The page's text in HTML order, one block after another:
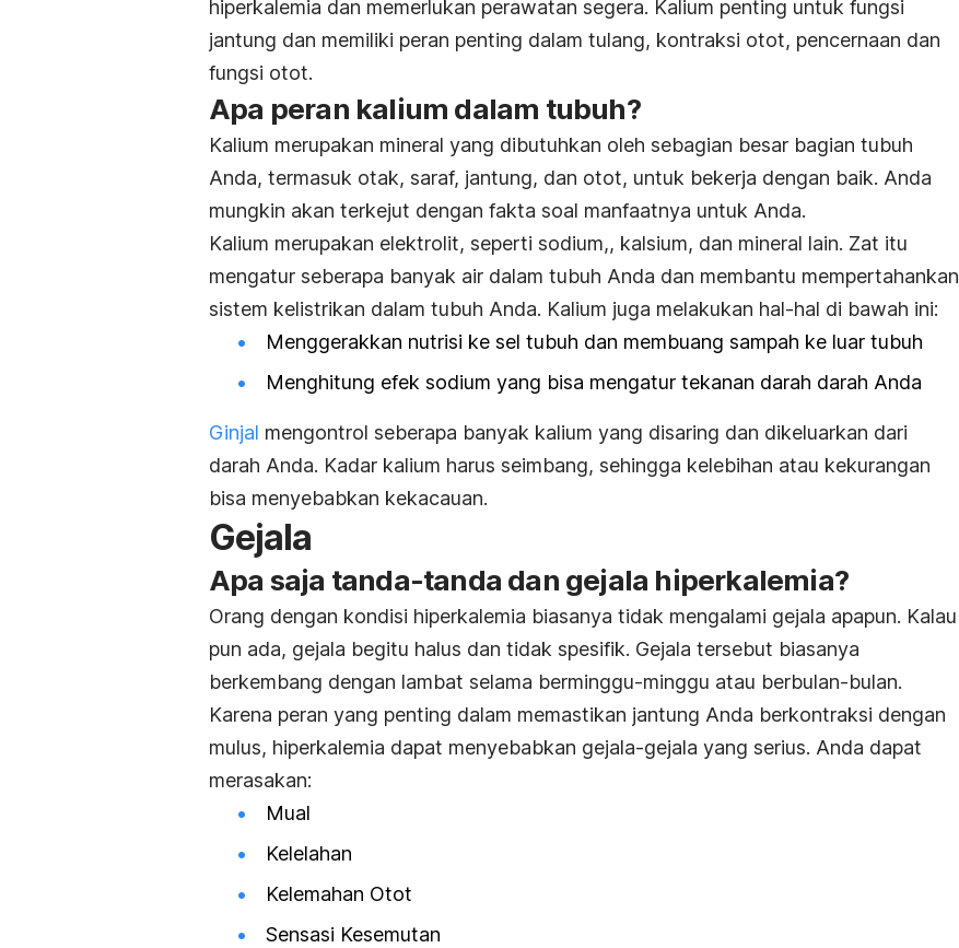
hiperkalemia dan memerlukan perawatan segera. Kalium penting untuk fungsi
jantung dan memiliki peran penting dalam tulang, kontraksi otot, pencernaan dan
fungsi otot.
Apa peran kalium dalam tubuh?
Kalium merupakan mineral yang dibutuhkan oleh sebagian besar bagian tubuh
Anda, termasuk otak, saraf, jantung, dan otot, untuk bekerja dengan baik. Anda
mungkin akan terkejut dengan fakta soal manfaatnya untuk Anda.
Kalium merupakan elektrolit, seperti sodium,, kalsium, dan mineral lain. Zat itu
mengatur seberapa banyak air dalam tubuh Anda dan membantu mempertahankan
sistem kelistrikan dalam tubuh Anda. Kalium juga melakukan hal-hal di bawah ini:
Menggerakkan nutrisi ke sel tubuh dan membuang sampah ke luar tubuh
Menghitung efek sodium yang bisa mengatur tekanan darah darah Anda
Ginjal mengontrol seberapa banyak kalium yang disaring dan dikeluarkan dari
darah Anda. Kadar kalium harus seimbang, sehingga kelebihan atau kekurangan
bisa menyebabkan kekacauan.
Gejala
Apa saja tanda-tanda dan gejala hiperkalemia?
Orang dengan kondisi hiperkalemia biasanya tidak mengalami gejala apapun. Kalau
pun ada, gejala begitu halus dan tidak spesifik. Gejala tersebut biasanya
berkembang dengan lambat selama berminggu-minggu atau berbulan-bulan.
Karena peran yang penting dalam memastikan jantung Anda berkontraksi dengan
mulus, hiperkalemia dapat menyebabkan gejala-gejala yang serius. Anda dapat
merasakan:
Mual
Kelelahan
Kelemahan Otot
Sensasi Kesemutan